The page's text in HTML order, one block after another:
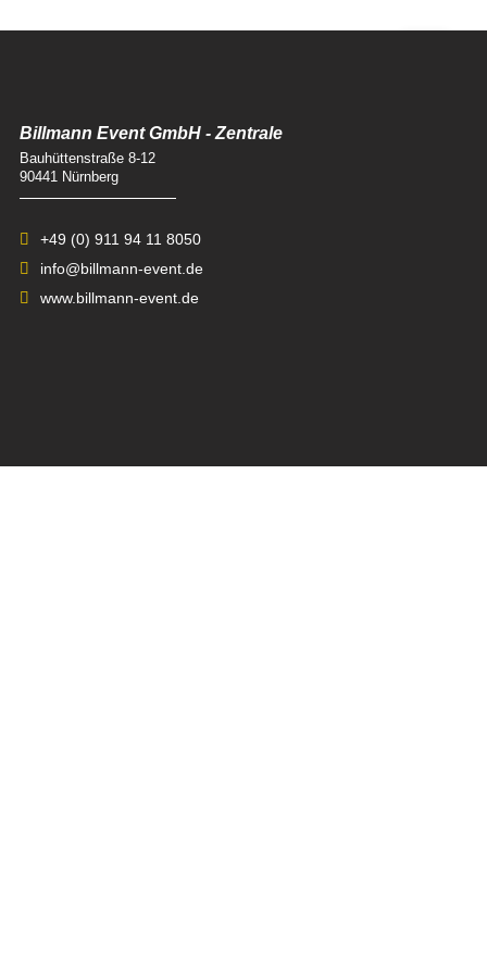
Billmann Event GmbH - Zentrale
Bauhüttenstraße 8-12
90441 Nürnberg
+49 (0) 911 94 11 8050
info@billmann-event.de
www.billmann-event.de